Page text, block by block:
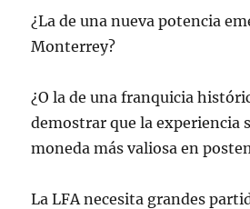
¿La de una nueva potencia
Monterrey?
¿O la de una franquicia
demostrar que la experiencia
moneda más valiosa en
La LFA necesita grandes